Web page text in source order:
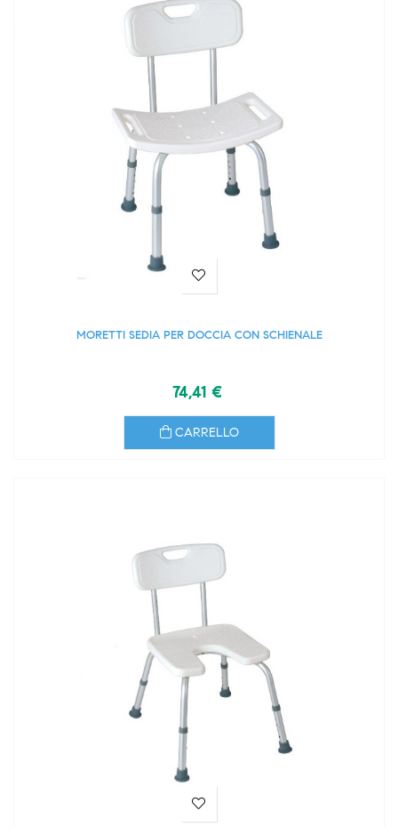
MORETTI SEDIA PER DOCCIA CON SCHIENALE
74,41 €
CARRELLO